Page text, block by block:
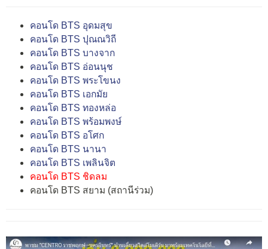
คอนโด BTS อุดมสุข
คอนโด BTS ปุณณวิถี
คอนโด BTS บางจาก
คอนโด BTS อ่อนนุช
คอนโด BTS พระโขนง
คอนโด BTS เอกมัย
คอนโด BTS ทองหล่อ
คอนโด BTS พร้อมพงษ์
คอนโด BTS อโศก
คอนโด BTS นานา
คอนโด BTS เพลินจิต
คอนโด BTS ชิดลม
คอนโด BTS สยาม (สถานีร่วม)